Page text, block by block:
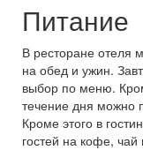
Питание
В ресторане отеля
на обед и ужин.
выбор по меню.
течение дня можно
Кроме этого в
гостей на кофе,